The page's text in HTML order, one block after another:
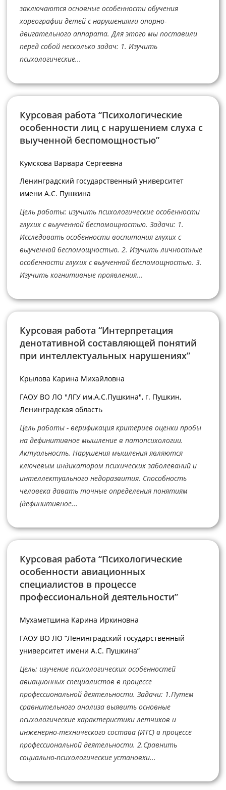
заключаются основные особенности обучения
хореографии детей с нарушениями опорно-
двигательного аппарата. Для этого мы поставили
перед собой несколько задач: 1. Изучить
психологические...
Курсовая работа “Психологические
особенности лиц с нарушением слуха с
выученной беспомощностью”
Кумскова Варвара Сергеевна
Ленинградский государственный университет
имени А.С. Пушкина
Цель работы: изучить психологические особенности
глухих с выученной беспомощностью. Задачи: 1.
Исследовать особенности воспитания глухих с
выученной беспомощностью. 2. Изучить личностные
особенности глухих с выученной беспомощностью. 3.
Изучить когнитивные проявления...
Курсовая работа “Интерпретация
денотативной составляющей понятий
при интеллектуальных нарушениях”
Крылова Карина Михайловна
ГАОУ ВО ЛО "ЛГУ им.А.С.Пушкина", г. Пушкин,
Ленинградская область
Цель работы - верификация критериев оценки пробы
на дефинитивное мышление в патопсихологии.
Актуальность. Нарушения мышления являются
ключевым индикатором психических заболеваний и
интеллектуального недоразвития. Способность
человека давать точные определения понятиям
(дефинитивное...
Курсовая работа “Психологические
особенности авиационных
специалистов в процессе
профессиональной деятельности”
Мухаметшина Карина Иркиновна
ГАОУ ВО ЛО “Ленинградский государственный
университет имени А.С. Пушкина”
Цель: изучение психологических особенностей
авиационных специалистов в процессе
профессиональной деятельности. Задачи: 1.Путем
сравнительного анализа выявить основные
психологические характеристики летчиков и
инженерно-технического состава (ИТС) в процессе
профессиональной деятельности. 2.Сравнить
социально-психологические установки...